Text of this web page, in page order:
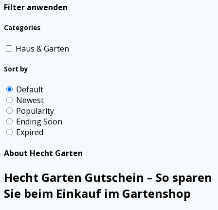
Filter anwenden
Categories
Haus & Garten
Sort by
Default
Newest
Popularity
Ending Soon
Expired
About Hecht Garten
Hecht Garten Gutschein – So sparen
Sie beim Einkauf im Gartenshop